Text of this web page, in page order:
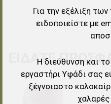
ΕΊΔΑΤΕ
Για την εξέλιξη
ειδοποιείστε με
Η διεύθυνση και
εργαστήρι Υφάδι σας
ξέγνοιαστο
χαλαρές